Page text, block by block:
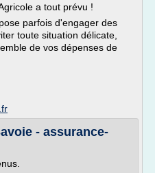
a tout prévu !
parfois d'engager des
toute situation délicate,
de vos dépenses de
- assurance-